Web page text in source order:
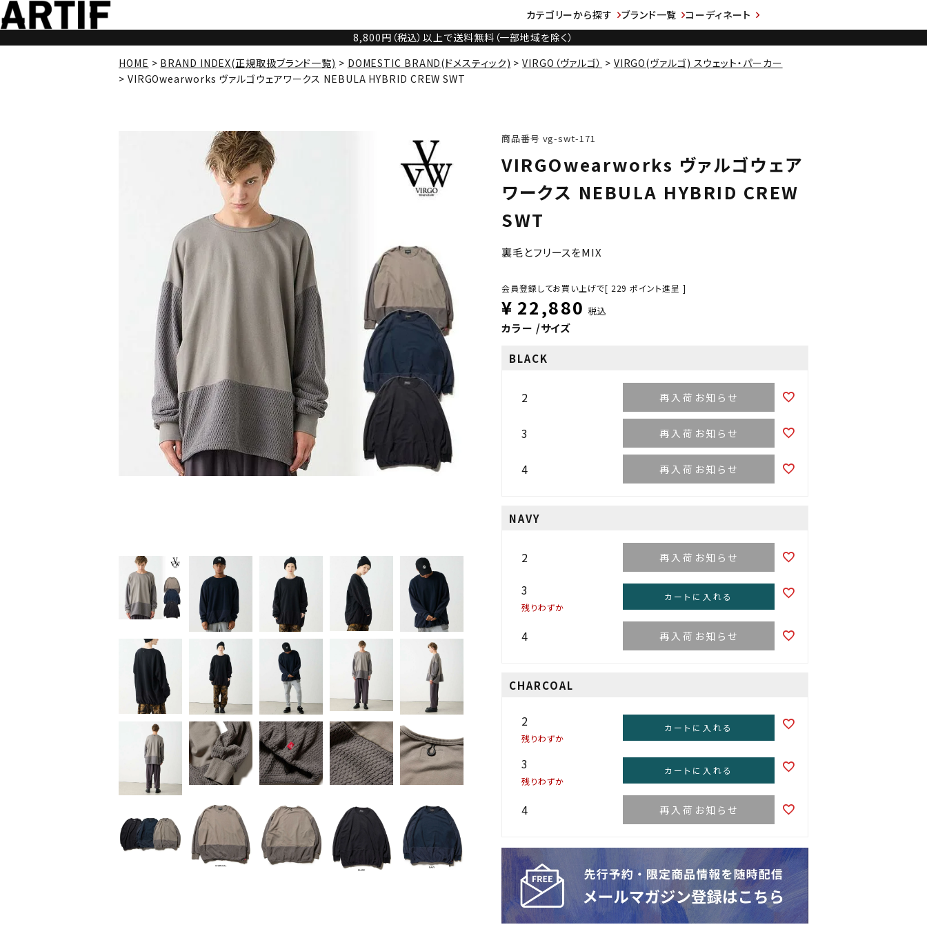
カテゴリーから探す ブランド一覧
コーディネート
8,800円（税込）以上で送料無料（一部地域を除く）
HOME
BRAND INDEX(正規取扱ブランド一覧) DOMESTIC BRAND(ドメスティック) VIRGO（ヴァルゴ）
VIRGO(ヴァルゴ) スウェット・パーカー
VIRGOwearworks ヴァルゴウェアワークス NEBULA HYBRID CREW SWT
商品番号 vg-swt-171
VIRGOwearworks ヴァルゴウェア
ワークス NEBULA HYBRID CREW
SWT
裏毛とフリースをMIX
会員登録してお買い上げで[ 229 ポイント進呈 ]
¥ 22,880 税込
カラー サイズ
BLACK
2 再入荷お知らせ
3 再入荷お知らせ
4 再入荷お知らせ
NAVY
2 再入荷お知らせ
3
残りわずか
カートに入れる
4 再入荷お知らせ
CHARCOAL
2
残りわずか
カートに入れる
3
残りわずか
カートに入れる
4 再入荷お知らせ